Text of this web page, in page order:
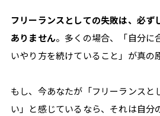
フリーランスとしての失敗は、必ず
ありません。多くの場合、「自分に
いやり方を続けていること」が真の
もし、今あなたが「フリーランスと
い」と感じているなら、それは自分